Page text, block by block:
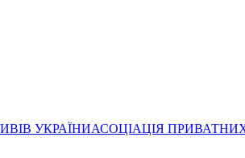
АСОЦІАЦІЯ